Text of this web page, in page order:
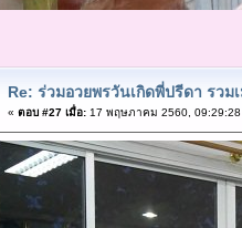
Re: ร่วมอวยพรวันเกิดพี่ปรีดา รวม
« ตอบ #27 เมื่อ:17 พฤษภาคม 2560, 09:29:28